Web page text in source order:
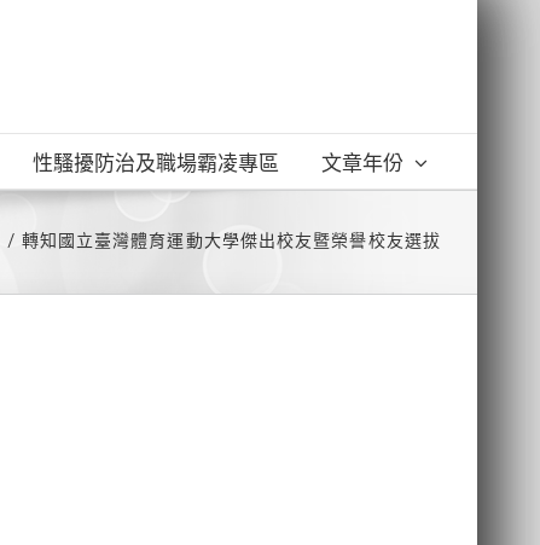
性騷擾防治及職場霸凌專區 文章年份
轉知國立臺灣體育運動大學傑出校友暨榮譽校友選拔